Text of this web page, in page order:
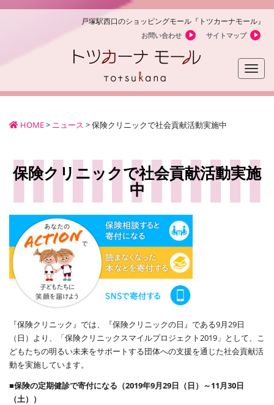
戸塚駅西口のショッピングモール『トツカーナモール』
お問い合わせ サイトマップ
Toggle
HOME> ニュース >保険クリニックで社会貢献活動実施中
保険クリニックで社会貢献活動実施
中
『保険クリニック』では、『保険クリニックの日』である9月29日
（日）より、「保険クリニックスマイルプロジェクト2019」として、こ
どもたちの明るい未来をサポートする団体への支援を通じた社会貢献活
動を実施しています。
■保険の定期健診で寄付になる（2019年9月29日（日）～11月30日
（土））